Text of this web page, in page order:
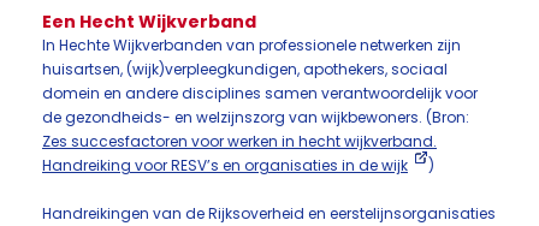
Een Hecht Wijkverband
In Hechte Wijkverbanden van professionele netwerken zijn
huisartsen, (wijk)verpleegkundigen, apothekers, sociaal
domein en andere disciplines samen verantwoordelijk voor
de gezondheids- en welzijnszorg van wijkbewoners. (Bron:
Zes succesfactoren voor werken in hecht wijkverband.
Handreiking voor RESV’s en organisaties in de wijk
)
Handreikingen van de Rijksoverheid en eerstelijnsorganisaties